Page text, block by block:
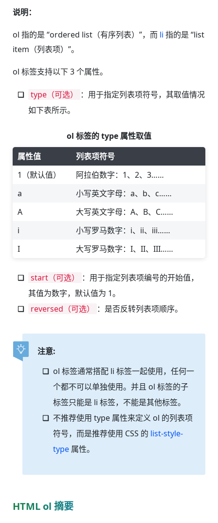
说明：
ol 指的是 “ordered list（有序列表）”，而 li 指的是 “list
item（列表项）”。
ol 标签支持以下 3 个属性。
type（可选）
：用于指定列表项符号，其取值情况
如下表所示。
ol 标签的 type 属性取值
属性值
列表项符号
1（默认值）
阿拉伯数字：1、2、3……
a
小写英文字母：a、b、c……
A
大写英文字母：A、B、C……
i
小写罗马数字：i、ii、iii……
I
大写罗马数字：I、II、III……
start（可选）
：用于指定列表项编号的开始值，
其值为数字，默认值为 1。
reversed（可选）
：是否反转列表项顺序。
注意:
ol 标签通常搭配 li 标签一起使用，任何一
个都不可以单独使用。并且 ol 标签的子
标签只能是 li 标签，不能是其他标签。
不推荐使用 type 属性来定义 ol 的列表项
符号，而是推荐使用 CSS 的 list-style-
type 属性。
HTML ol 摘要